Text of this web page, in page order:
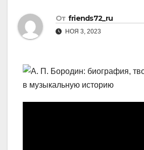
От friends72_ru
НОЯ 3, 2023